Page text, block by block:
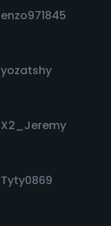
enzo971845
yozatshy
X2_Jeremy
Tyty0869